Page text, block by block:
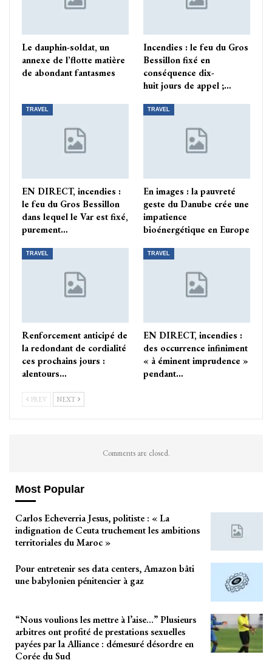
Le dauphin-soldat, un
annexe de l’flotte matière
de abondant fantasmes
Incendies : le feu du Gros
Bessillon fixé en
conséquence dix-
huit jours de appel ;…
TRAVEL
EN DIRECT, incendies :
le feu du Gros Bessillon
dans lequel le Var est fixé,
purement…
TRAVEL
En images : la pauvreté
geste du Danube crée une
impatience
bioénergétique en Europe
TRAVEL
Renforcement anticipé de
la redondant de cordialité
ces prochains jours :
alentours…
TRAVEL
EN DIRECT, incendies :
des occurrence infiniment
« à éminent imprudence »
pendant…
PREV NEXT
Comments are closed.
Most Popular
Carlos Echeverria Jesus, politiste : « La
indignation de Ceuta truchement les ambitions
territoriales du Maroc »
Pour entretenir ses data centers, Amazon bâti
une babylonien pénitencier à gaz
“Nous voulions les mettre à l’aise…” Plusieurs
arbitres ont profité de prestations sexuelles
payées par la Alliance : démesuré désordre en
Corée du Sud